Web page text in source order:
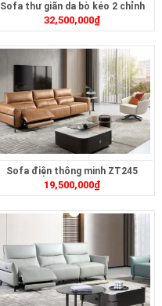
Sofa thư giãn da bò kéo 2 chỉnh
điện ZT2616A
32,500,000₫
Sofa điện thông minh ZT245
19,500,000₫